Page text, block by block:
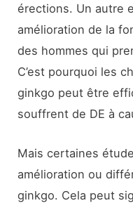
érections. Un autre
amélioration de la
des hommes qui
C’est pourquoi les
ginkgo peut être
souffrent de DE à
Mais certaines
amélioration ou
ginkgo. Cela peut